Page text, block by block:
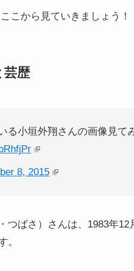
こから見ていきましょう！
芸歴
る小垣外翔さんの画像見て
8, 2015
ばさ）さんは、1983年12
。